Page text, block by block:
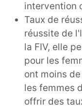
intervention
Taux de
réussite de
la FIV, elle
pour les
ont moins
les femmes
offrir des